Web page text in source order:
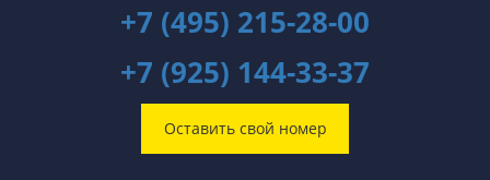
+7 (495) 215-28-00
+7 (925) 144-33-37
Оставить свой номер